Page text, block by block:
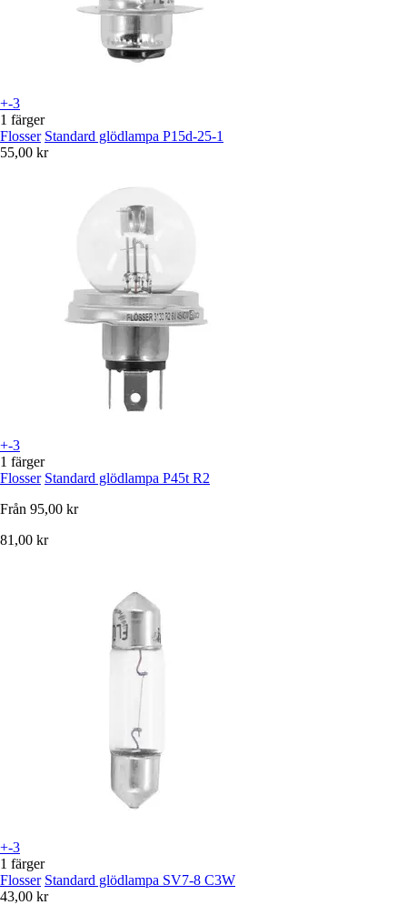
+-3
1 färger
Flosser Standard glödlampa P15d-25-1
55,00 kr
+-3
1 färger
Flosser Standard glödlampa P45t R2
Från 95,00 kr
81,00 kr
+-3
1 färger
Flosser Standard glödlampa SV7-8 C3W
43,00 kr